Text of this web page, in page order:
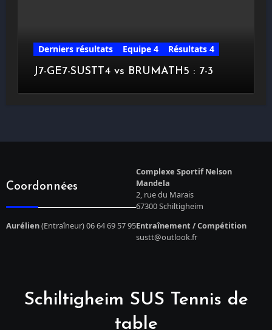
Derniers résultats Equipe 4
Résultats 4
J7-GE7-SUSTT4 vs BRUMATH5 : 7-3
Coordonnées
Complexe Sportif Nelson
Mandela
2, rue du Marais
67300 Schiltigheim
Aurélien(Entraîneur) 06 64 69 57 95Entraînement / Compétition
sustt@outlook.fr
Schiltigheim SUS Tennis de
table